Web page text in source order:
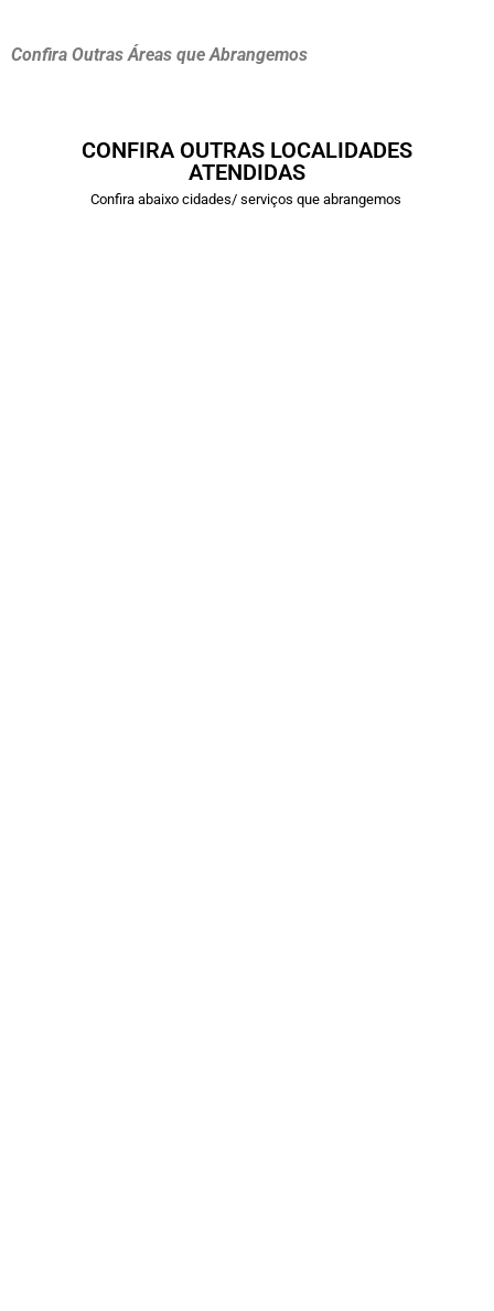
Confira Outras Áreas que Abrangemos
CONFIRA OUTRAS LOCALIDADES
ATENDIDAS
Confira abaixo cidades/ serviços que abrangemos